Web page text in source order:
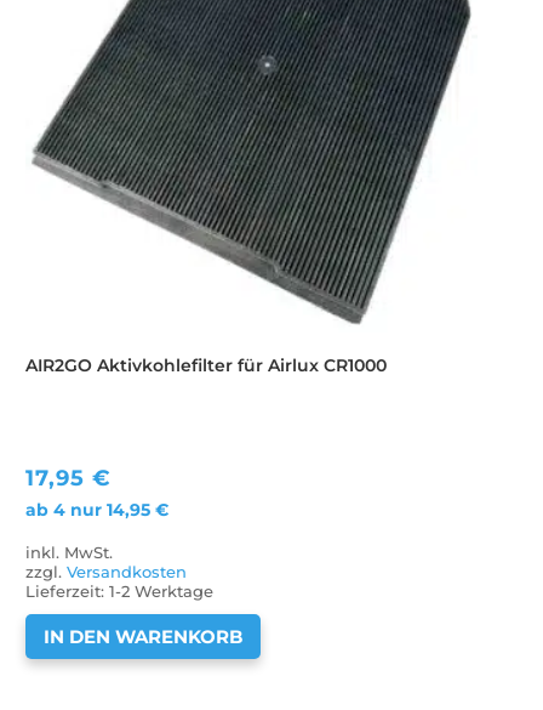
AIR2GO Aktivkohlefilter für Airlux CR1000
17,95€
ab 4 nur14,95€
inkl. MwSt.
zzgl.Versandkosten
Lieferzeit:1-2 Werktage
IN DEN WARENKORB